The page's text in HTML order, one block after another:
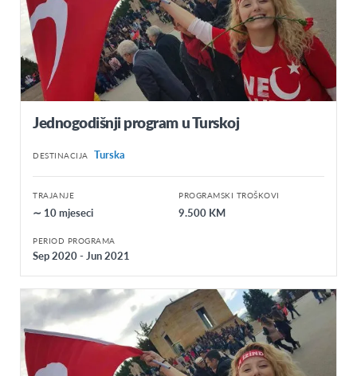
Jednogodišnji program u Turskoj
DESTINACIJA Turska
TRAJANJE
∼ 10 mjeseci
PROGRAMSKI TROŠKOVI
9.500 KM
PERIOD PROGRAMA
Sep 2020 - Jun 2021